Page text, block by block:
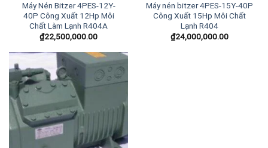
Máy Nén Bitzer 4PES-12Y-
40P Công Xuất 12Hp Môi
Chất Làm Lạnh R404A
₫22,500,000.00
Máy nén bitzer 4PES-15Y-40P
Công Xuất 15Hp Môi Chất
Lạnh R404
₫24,000,000.00